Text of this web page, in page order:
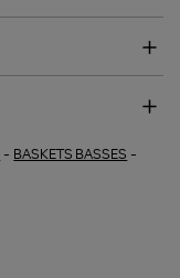
- BASKETS BASSES -